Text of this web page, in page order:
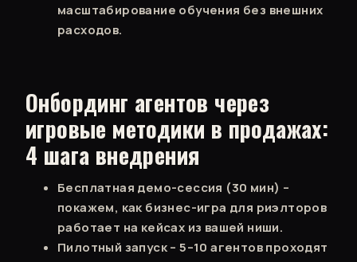
масштабирование обучения без внешних
расходов.
Онбординг агентов через
игровые методики в продажах:
4 шага внедрения
Бесплатная демо-сессия (30 мин) –
покажем, как бизнес-игра для риэлторов
работает на кейсах из вашей ниши.
Пилотный запуск – 5–10 агентов проходят